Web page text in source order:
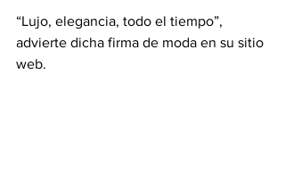
“Lujo, elegancia, todo el tiempo”,
advierte dicha firma de moda en su sitio
web.